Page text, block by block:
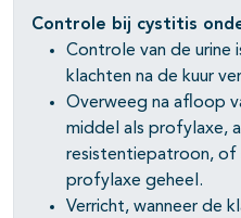
Controle bij cystitis
Controle van de urine
klachten na de kuur
Overweeg na afloop
middel als profylaxe,
resistentiepatroon,
profylaxe geheel.
Verricht, wanneer de